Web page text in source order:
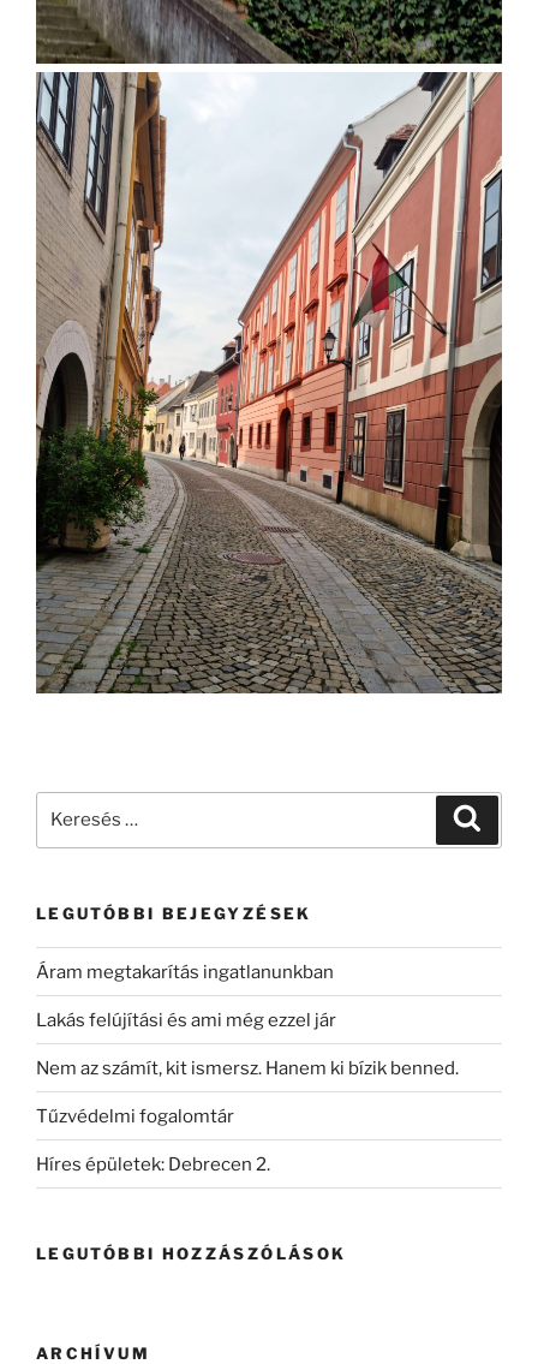
LEGUTÓBBI BEJEGYZÉSEK
Áram megtakarítás ingatlanunkban
Lakás felújítási és ami még ezzel jár
Nem az számít, kit ismersz. Hanem ki bízik benned.
Tűzvédelmi fogalomtár
Híres épületek: Debrecen 2.
LEGUTÓBBI HOZZÁSZÓLÁSOK
ARCHÍVUM